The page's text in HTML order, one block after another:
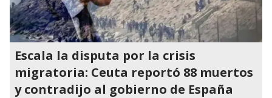
Escala la disputa por la crisis
migratoria: Ceuta reportó 88 muertos
y contradijo al gobierno de España